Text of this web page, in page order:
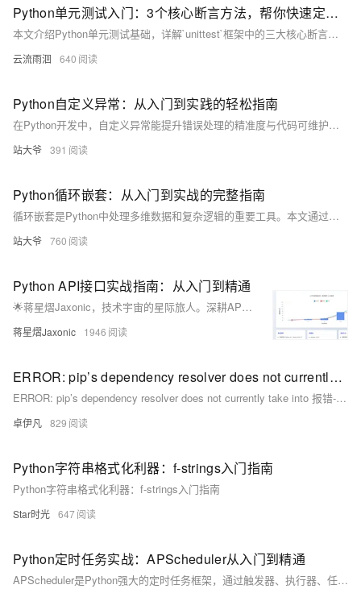
Python单元测试入门：3个核心断言方法，帮你快速定位代码bug
本文介绍Python单元测试基础，详解`unittest`框架中的三大核心断言方法：`assertEqual`验证值相等，`assertTrue`和`assertFalse`判断条件真假。通过实例演示其用法，帮助开发者自动化检测代码逻辑，提升测试效率与可靠性。
云流雨洄 640
Python自定义异常：从入门到实践的轻松指南
在Python开发中，自定义异常能提升错误处理的精准度与代码可维护性。本文通过银行系统、电商库存等实例，详解如何创建和使用自定义异常，涵盖异常基础、进阶技巧、最佳实践与真实场景应用，助你写出更专业、易调试的代码。
站大爷 391
Python循环嵌套：从入门到实战的完整指南
循环嵌套是Python中处理多维数据和复杂逻辑的重要工具。本文通过实例讲解嵌套循环的基本用法、常见组合、性能优化技巧及实战应用，帮助开发者掌握其核心思想，避免常见错误，并探索替代方案与进阶方向。
站大爷 760
Python API接口实战指南：从入门到精通
🌟蒋星熠Jaxonic，技术宇宙的星际旅人。深耕API开发，以Python为舟，探索RESTful、GraphQL等接口奥秘。擅长requests、aiohttp实战，专注性能优化与架构设计，用代码连接万物，谱写极客诗篇。
蒋星熠Jaxonic 1946
ERROR: pip’s dependency resolver does not currently take into 报错-Python项目依赖冲突的解决方案-优雅草优雅草卓伊凡
ERROR: pip’s dependency resolver does not currently take into 报错-Python项目依赖冲突的解决方案-优雅草优雅草卓伊凡
卓伊凡 829
Python字符串格式化利器：f-strings入门指南
Python字符串格式化利器：f-strings入门指南
Star时光 647
Python定时任务实战：APScheduler从入门到精通
APScheduler是Python强大的定时任务框架，通过触发器、执行器、任务存储和调度器四大组件，灵活实现各类周期性任务。支持内存、数据库、Redis等持久化存储，适用于Web集成、数据抓取、邮件发送等场景，解决传统sleep循环的诸多缺陷，助力构建稳定可靠的自动化系统。（238字）